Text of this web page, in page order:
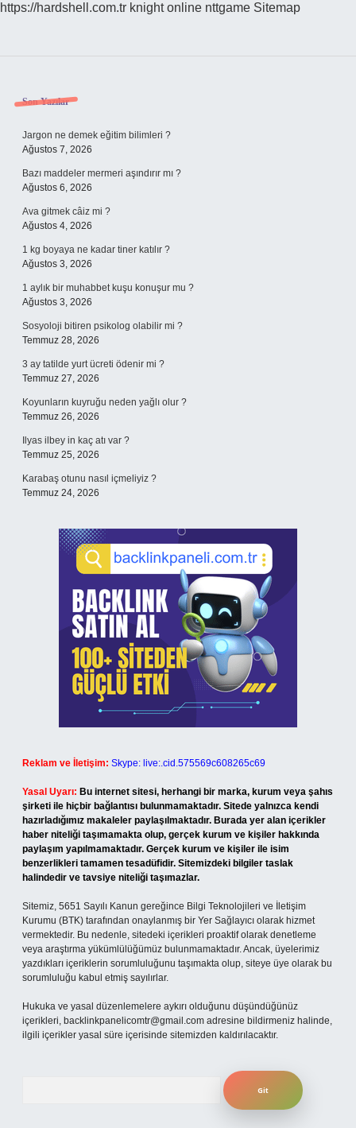
https://hardshell.com.tr knight online nttgame Sitemap
Sidebar
Son Yazılar
Jargon ne demek eğitim bilimleri ?
Ağustos 7, 2026
Bazı maddeler mermeri aşındırır mı ?
Ağustos 6, 2026
Ava gitmek câiz mi ?
Ağustos 4, 2026
1 kg boyaya ne kadar tiner katılır ?
Ağustos 3, 2026
1 aylık bir muhabbet kuşu konuşur mu ?
Ağustos 3, 2026
Sosyoloji bitiren psikolog olabilir mi ?
Temmuz 28, 2026
3 ay tatilde yurt ücreti ödenir mi ?
Temmuz 27, 2026
Koyunların kuyruğu neden yağlı olur ?
Temmuz 26, 2026
Ilyas ilbey in kaç atı var ?
Temmuz 25, 2026
Karabaş otunu nasıl içmeliyiz ?
Temmuz 24, 2026
Reklam ve İletişim: Skype: live:.cid.575569c608265c69
Yasal Uyarı: Bu internet sitesi, herhangi bir marka, kurum veya şahıs
şirketi ile hiçbir bağlantısı bulunmamaktadır. Sitede yalnızca kendi
hazırladığımız makaleler paylaşılmaktadır. Burada yer alan içerikler
haber niteliği taşımamakta olup, gerçek kurum ve kişiler hakkında
paylaşım yapılmamaktadır. Gerçek kurum ve kişiler ile isim
benzerlikleri tamamen tesadüfidir. Sitemizdeki bilgiler taslak
halindedir ve tavsiye niteliği taşımazlar.
Sitemiz, 5651 Sayılı Kanun gereğince Bilgi Teknolojileri ve İletişim
Kurumu (BTK) tarafından onaylanmış bir Yer Sağlayıcı olarak hizmet
vermektedir. Bu nedenle, sitedeki içerikleri proaktif olarak denetleme
veya araştırma yükümlülüğümüz bulunmamaktadır. Ancak, üyelerimiz
yazdıkları içeriklerin sorumluluğunu taşımakta olup, siteye üye olarak bu
sorumluluğu kabul etmiş sayılırlar.
Hukuka ve yasal düzenlemelere aykırı olduğunu düşündüğünüz
içerikleri, backlinkpanelicomtr@gmail.com adresine bildirmeniz halinde,
ilgili içerikler yasal süre içerisinde sitemizden kaldırılacaktır.